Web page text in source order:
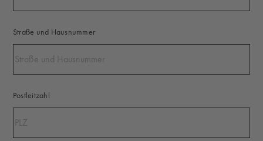
Straße und Hausnummer
Postleitzahl